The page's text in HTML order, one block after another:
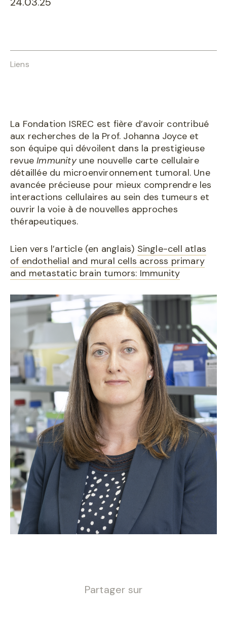
Liens
La Fondation ISREC est fière d’avoir contribué
aux recherches de la Prof. Johanna Joyce et
son équipe qui dévoilent dans la prestigieuse
revueImmunity une nouvelle carte cellulaire
détaillée du microenvironnement tumoral. Une
avancée précieuse pour mieux comprendre les
interactions cellulaires au sein des tumeurs et
ouvrir la voie à de nouvelles approches
thérapeutiques.
Lien vers l’article (en anglais) Single-cell atlas
of endothelial and mural cells across primary
and metastatic brain tumors: Immunity
Partager sur